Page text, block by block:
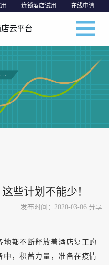
在线申请
连锁酒店试用
云平台
些计划不能少！
发布时间：2020-03-06 分享
都不断释放着酒店复工的
中，积蓄力量，准备在疫情